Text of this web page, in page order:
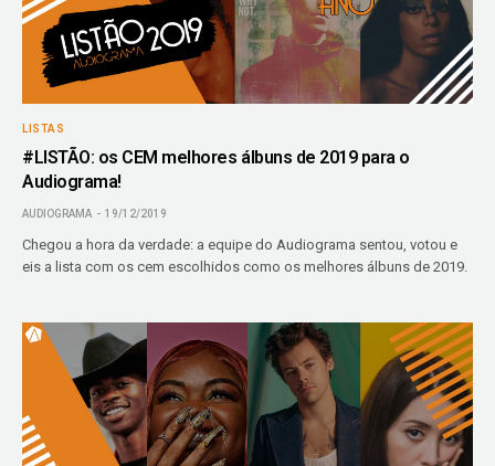
LISTAS
#LISTÃO: os CEM melhores álbuns de 2019 para o
Audiograma!
AUDIOGRAMA 19/12/2019
Chegou a hora da verdade: a equipe do Audiograma sentou, votou e
eis a lista com os cem escolhidos como os melhores álbuns de 2019.